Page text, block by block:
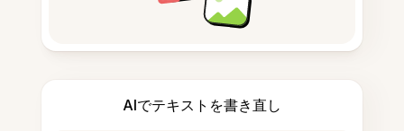
AIでテキストを書き直し